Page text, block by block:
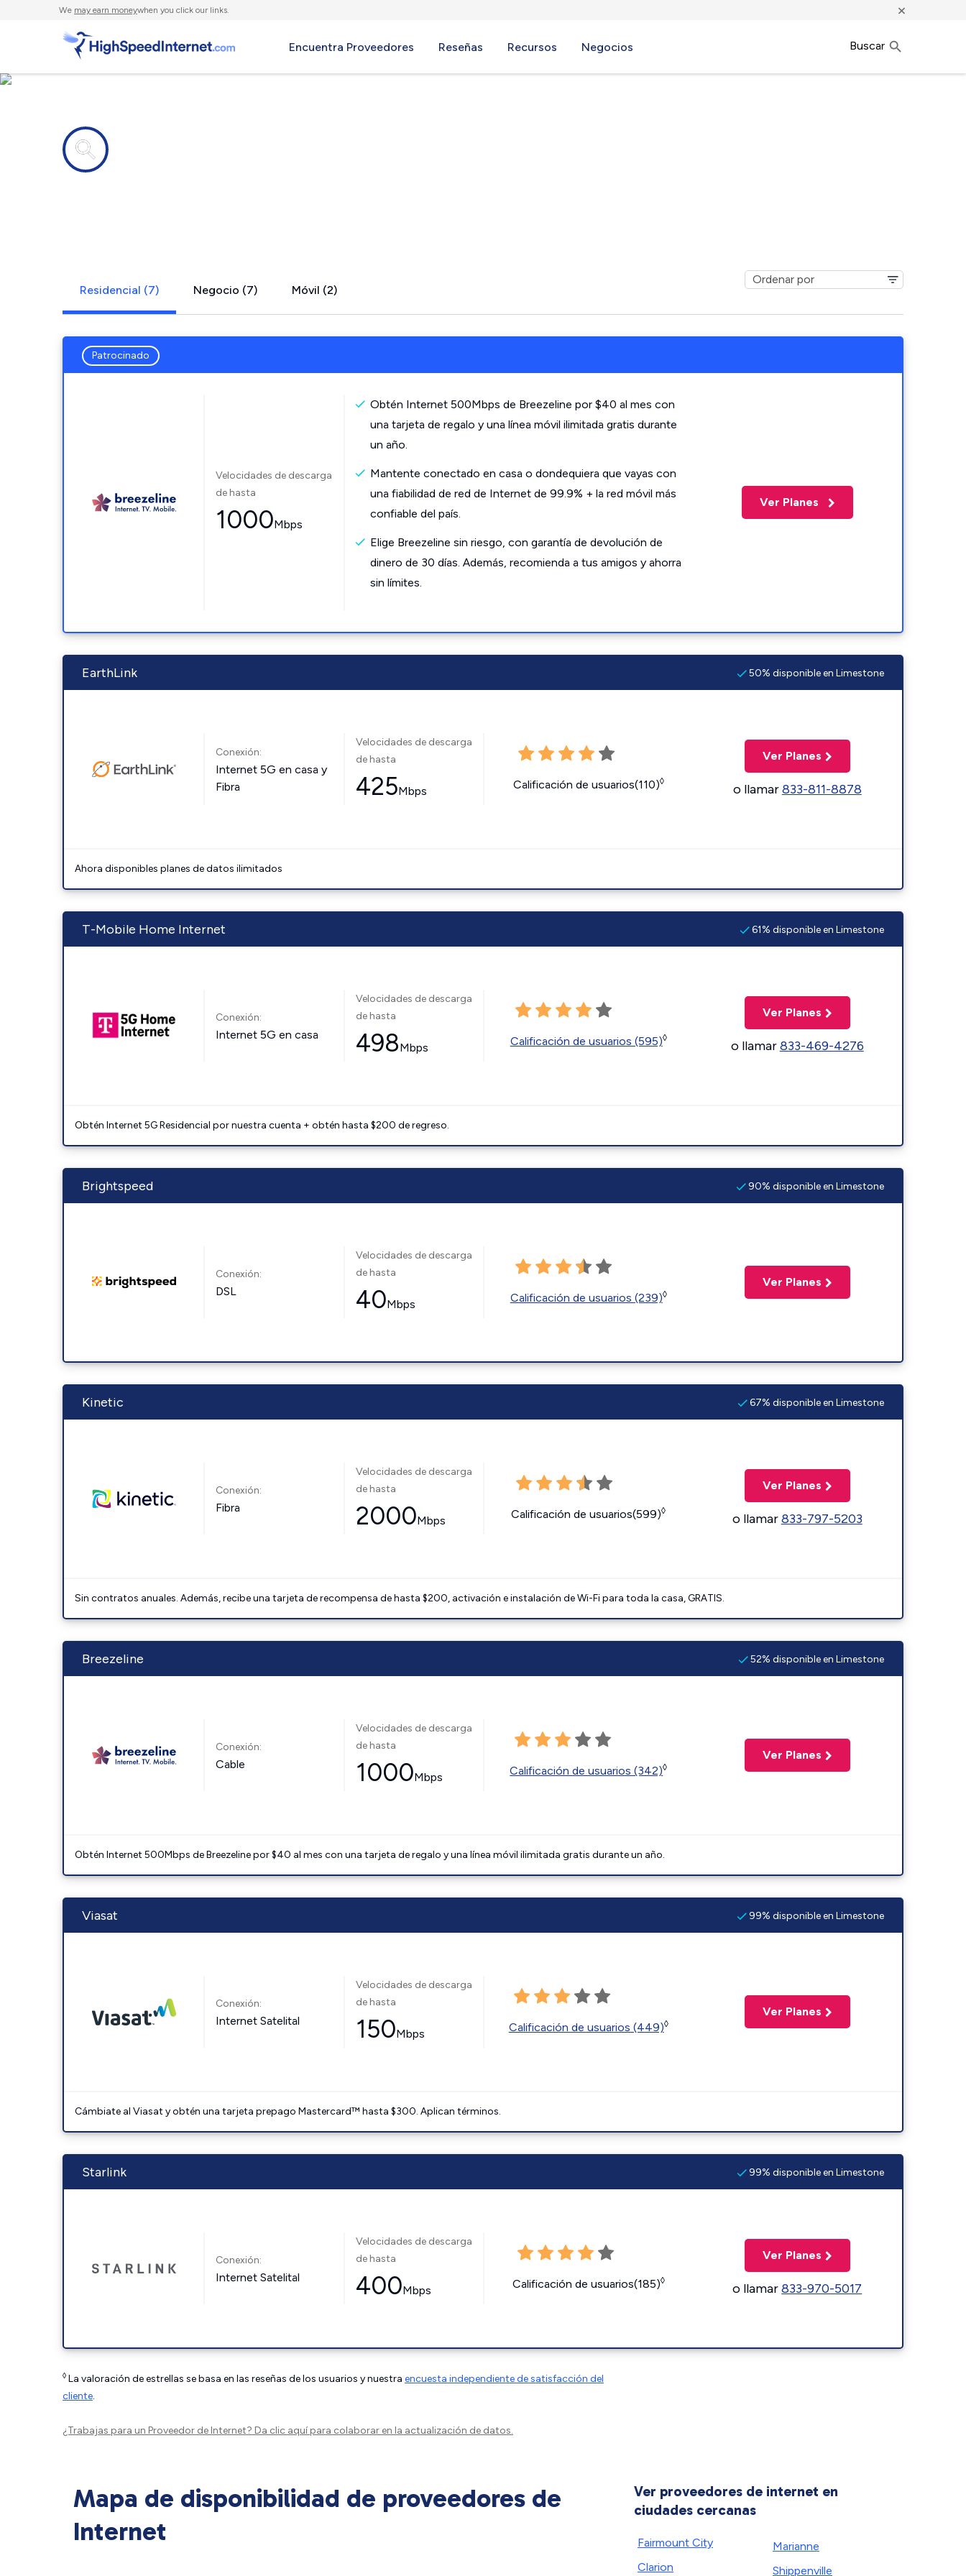
We may earn moneywhen you click our links. ×
Encuentra Proveedores Reseñas Recursos Negocios Buscar
Residencial (7) Negocio (7) Móvil (2)
Patrocinado
Velocidades de descarga
de hasta
1000Mbps
Obtén Internet 500Mbps de Breezeline por $40 al mes con
una tarjeta de regalo y una línea móvil ilimitada gratis durante
un año.
Mantente conectado en casa o dondequiera que vayas con
una fiabilidad de red de Internet de 99.9% + la red móvil más
confiable del país.
Elige Breezeline sin riesgo, con garantía de devolución de
dinero de 30 días. Además, recomienda a tus amigos y ahorra
sin límites.
Ver Planes
EarthLink 50% disponible en Limestone
Conexión:
Internet 5G en casa y
Fibra
Velocidades de descarga
de hasta
425Mbps Calificación de usuarios(110)◊
Ver Planes
o llamar833-811-8878
Ahora disponibles planes de datos ilimitados
T-Mobile Home Internet 61% disponible en Limestone
Conexión:
Internet 5G en casa
Velocidades de descarga
de hasta
498Mbps Calificación de usuarios (595)◊
Ver Planes
o llamar833-469-4276
Obtén Internet 5G Residencial por nuestra cuenta + obtén hasta $200 de regreso.
Brightspeed 90% disponible en Limestone
Conexión:
DSL
Velocidades de descarga
de hasta
40Mbps Calificación de usuarios (239)◊
Ver Planes
Kinetic 67% disponible en Limestone
Conexión:
Fibra
Velocidades de descarga
de hasta
2000Mbps Calificación de usuarios(599)◊
Ver Planes
o llamar833-797-5203
Sin contratos anuales. Además, recibe una tarjeta de recompensa de hasta $200, activación e instalación de Wi-Fi para toda la casa, GRATIS.
Breezeline 52% disponible en Limestone
Conexión:
Cable
Velocidades de descarga
de hasta
1000Mbps Calificación de usuarios (342)◊
Ver Planes
Obtén Internet 500Mbps de Breezeline por $40 al mes con una tarjeta de regalo y una línea móvil ilimitada gratis durante un año.
Viasat 99% disponible en Limestone
Conexión:
Internet Satelital
Velocidades de descarga
de hasta
150Mbps Calificación de usuarios (449)◊
Ver Planes
Cámbiate al Viasat y obtén una tarjeta prepago Mastercard™ hasta $300. Aplican términos.
Starlink 99% disponible en Limestone
Conexión:
Internet Satelital
Velocidades de descarga
de hasta
400Mbps Calificación de usuarios(185)◊
Ver Planes
o llamar833-970-5017
◊ La valoración de estrellas se basa en las reseñas de los usuarios y nuestra encuesta independiente de satisfacción del
cliente.
¿Trabajas para un Proveedor de Internet? Da clic aquípara colaborar en la actualización de datos.
Mapa de disponibilidad de proveedores de
Internet
Ver proveedores de internet en
ciudades cercanas
Fairmount City
Clarion
Marianne
Shippenville